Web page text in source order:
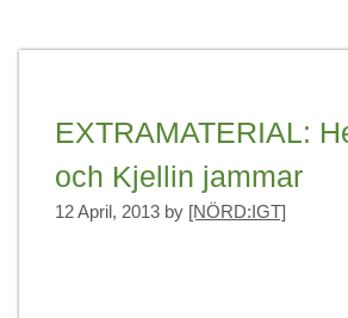
EXTRAMATERIAL:
och Kjellin jammar
12 April, 2013 by [NÖRD:IGT]